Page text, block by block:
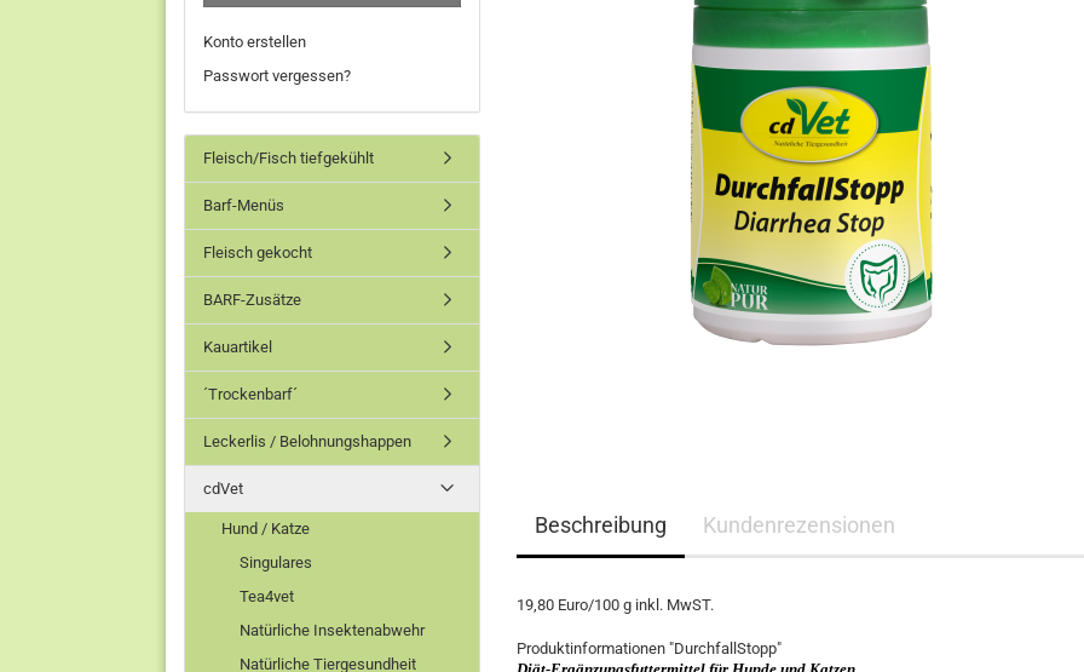
Beschreibung Kundenrezensionen
19,80 Euro/100 g inkl. MwST.
Produktinformationen "DurchfallStopp"
Konto erstellen
Passwort vergessen?
Fleisch/Fisch tiefgekühlt
Barf-Menüs
Fleisch gekocht
BARF-Zusätze
Kauartikel
´Trockenbarf´
Leckerlis / Belohnungshappen
cdVet
Hund / Katze
Singulares
Tea4vet
Natürliche Insektenabwehr
Natürliche Tiergesundheit